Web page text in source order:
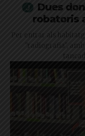
Dues
robatoris
Per entrar als
"radiografia",